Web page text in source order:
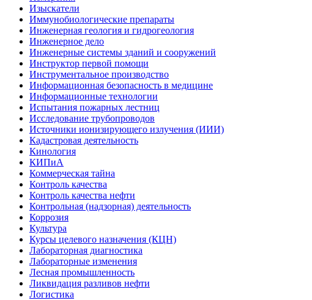
Изыскатели
Иммунобиологические препараты
Инженерная геология и гидрогеология
Инженерное дело
Инженерные системы зданий и сооружений
Инструктор первой помощи
Инструментальное производство
Информационная безопасность в медицине
Информационные технологии
Испытания пожарных лестниц
Исследование трубопроводов
Источники ионизирующего излучения (ИИИ)
Кадастровая деятельность
Кинология
КИПиА
Коммерческая тайна
Контроль качества
Контроль качества нефти
Контрольная (надзорная) деятельность
Коррозия
Культура
Курсы целевого назначения (КЦН)
Лабораторная диагностика
Лабораторные изменения
Лесная промышленность
Ликвидация разливов нефти
Логистика